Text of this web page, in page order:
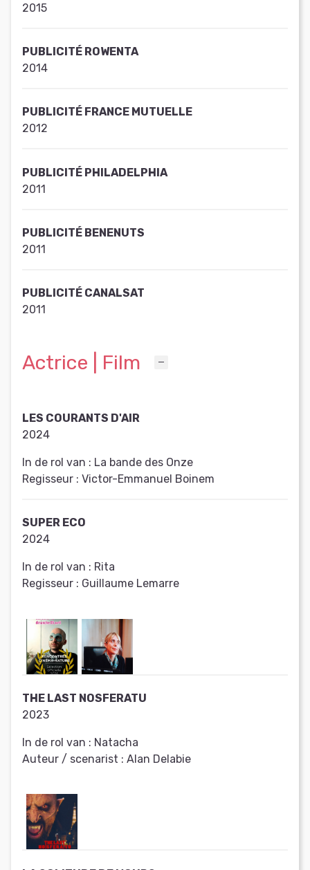
2015
PUBLICITÉ ROWENTA
2014
PUBLICITÉ FRANCE MUTUELLE
2012
PUBLICITÉ PHILADELPHIA
2011
PUBLICITÉ BENENUTS
2011
PUBLICITÉ CANALSAT
2011
Actrice | Film
LES COURANTS D'AIR
2024
In de rol van : La bande des Onze
Regisseur : Victor-Emmanuel Boinem
SUPER ECO
2024
In de rol van : Rita
Regisseur : Guillaume Lemarre
THE LAST NOSFERATU
2023
In de rol van : Natacha
Auteur / scenarist : Alan Delabie